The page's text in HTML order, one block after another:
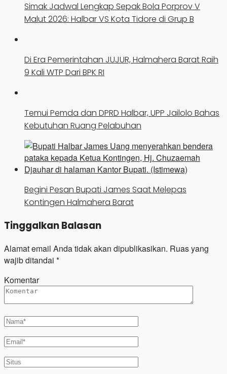
Simak Jadwal Lengkap Sepak Bola Porprov V
Malut 2026: Halbar VS Kota Tidore di Grup B
Di Era Pemerintahan JUJUR, Halmahera Barat Raih
9 Kali WTP Dari BPK RI
Temui Pemda dan DPRD Halbar, UPP Jailolo Bahas
Kebutuhan Ruang Pelabuhan
Begini Pesan Bupati James Saat Melepas
Kontingen Halmahera Barat
Tinggalkan Balasan
Alamat email Anda tidak akan dipublikasikan. Ruas yang
wajib ditandai *
Komentar